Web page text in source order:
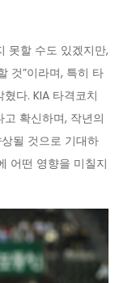
못할 수도 있겠지만,
것”이라며, 특히 타
다. KIA 타격코치
확신하며, 작년의
될 것으로 기대하
어떤 영향을 미칠지